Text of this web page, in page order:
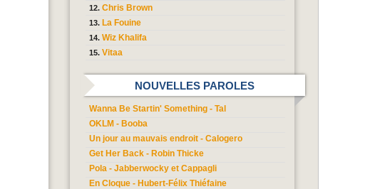
Chris Brown
La Fouine
Wiz Khalifa
Vitaa
NOUVELLES PAROLES
Wanna Be Startin' Something - Tal
OKLM - Booba
Un jour au mauvais endroit - Calogero
Get Her Back - Robin Thicke
Pola - Jabberwocky et Cappagli
En Cloque - Hubert-Félix Thiéfaine